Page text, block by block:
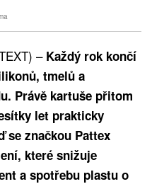
– Každý rok končí
tmelů a
Právě kartuše přitom
let prakticky
se značkou Pattex
které snižuje
a spotřebu plastu o